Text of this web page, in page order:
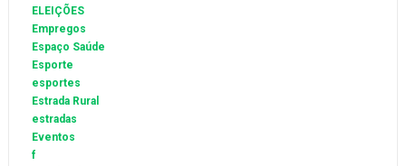
ELEIÇÕES
Empregos
Espaço Saúde
Esporte
esportes
Estrada Rural
estradas
Eventos
f